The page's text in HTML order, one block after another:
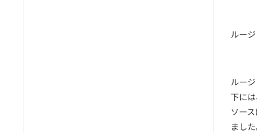
ルー
ルー
下に
ソー
ました